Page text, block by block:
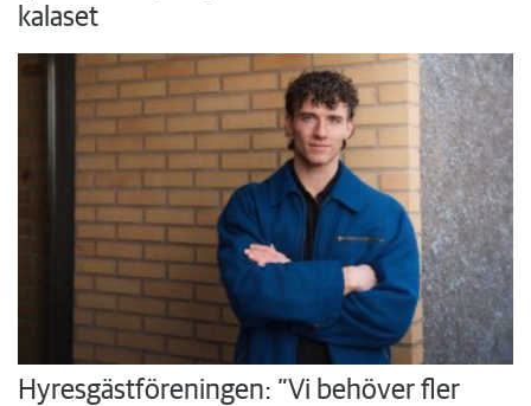
kalaset
Hyresgästföreningen: ”Vi behöver fler